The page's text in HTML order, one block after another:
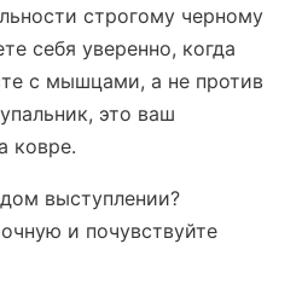
строгому черному
себя уверенно, когда
с мышцами, а не против
это ваш
ковре.
выступлении?
и почувствуйте